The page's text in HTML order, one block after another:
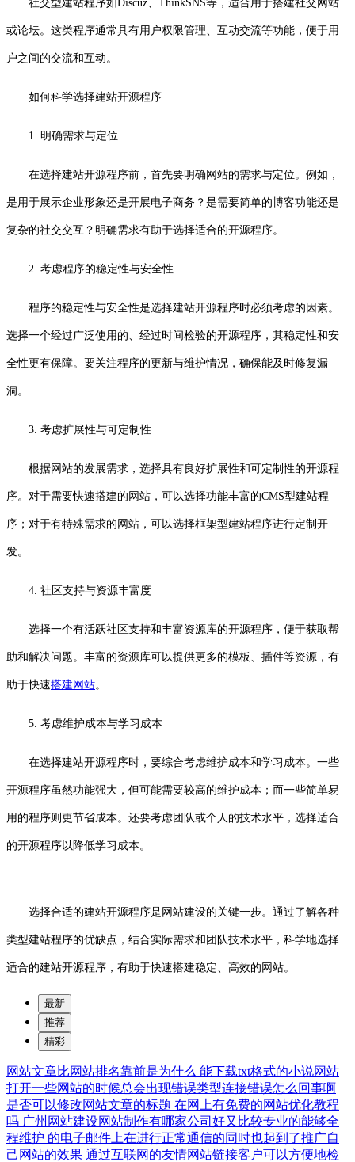
社交型建站程序如Discuz、ThinkSNS等，适合用于搭建社交网站
或论坛。这类程序通常具有用户权限管理、互动交流等功能，便于用
户之间的交流和互动。
如何科学选择建站开源程序
1. 明确需求与定位
在选择建站开源程序前，首先要明确网站的需求与定位。例如，
是用于展示企业形象还是开展电子商务？是需要简单的博客功能还是
复杂的社交交互？明确需求有助于选择适合的开源程序。
2. 考虑程序的稳定性与安全性
程序的稳定性与安全性是选择建站开源程序时必须考虑的因素。
选择一个经过广泛使用的、经过时间检验的开源程序，其稳定性和安
全性更有保障。要关注程序的更新与维护情况，确保能及时修复漏
洞。
3. 考虑扩展性与可定制性
根据网站的发展需求，选择具有良好扩展性和可定制性的开源程
序。对于需要快速搭建的网站，可以选择功能丰富的CMS型建站程
序；对于有特殊需求的网站，可以选择框架型建站程序进行定制开
发。
4. 社区支持与资源丰富度
选择一个有活跃社区支持和丰富资源库的开源程序，便于获取帮
助和解决问题。丰富的资源库可以提供更多的模板、插件等资源，有
助于快速搭建网站。
5. 考虑维护成本与学习成本
在选择建站开源程序时，要综合考虑维护成本和学习成本。一些
开源程序虽然功能强大，但可能需要较高的维护成本；而一些简单易
用的程序则更节省成本。还要考虑团队或个人的技术水平，选择适合
的开源程序以降低学习成本。
选择合适的建站开源程序是网站建设的关键一步。通过了解各种
类型建站程序的优缺点，结合实际需求和团队技术水平，科学地选择
适合的建站开源程序，有助于快速搭建稳定、高效的网站。
最新
推荐
精彩
网站文章比网站排名靠前是为什么 能下载txt格式的小说网站
打开一些网站的时候总会出现错误类型连接错误怎么回事啊
是否可以修改网站文章的标题 在网上有免费的网站优化教程
吗 广州网站建设网站制作有哪家公司好又比较专业的能够全
程维护 的电子邮件上在进行正常通信的同时也起到了推广自
己网站的效果 通过互联网的友情网站链接客户可以方便地检